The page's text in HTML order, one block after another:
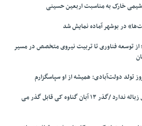
خارک به مناسبت اربعین حسینی
در بوشهر آماده نمایش شد
از توسعه فناوری تا تربیت نیروی متخصص در مسیر
تولد دولت‌آبادی: همیشه از او سپاسگزارم
گذری که حتی یک سطل زباله ندارد /گذر ۱۳ آبان گناوه کی قابل گذر می